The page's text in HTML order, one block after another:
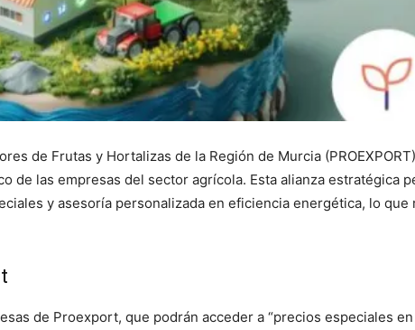
de Frutas y Hortalizas de la Región de Murcia
de las empresas del sector agrícola. Esta alianza estratégica
y asesoría personalizada en eficiencia energética, lo que
de Proexport, que podrán acceder a “precios especiales